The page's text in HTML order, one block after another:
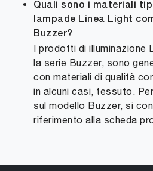
Quali sono i materiali
lampade Linea Light
Buzzer?
I prodotti di illuminazione
la serie Buzzer, sono
con materiali di qualità
in alcuni casi, tessuto.
sul modello Buzzer, si
riferimento alla scheda